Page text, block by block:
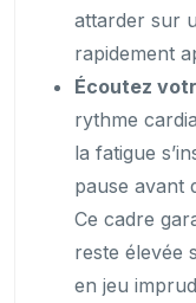
attarder sur
rapidement
Écoutez
rythme
la fatigue
pause avant
Ce cadre
reste élevée
en jeu